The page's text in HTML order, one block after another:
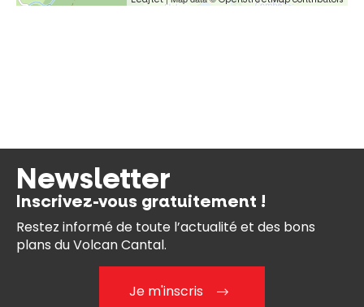
Newsletter
Inscrivez-vous gratuitement !
Restez informé de toute l’actualité et des bons
plans du Volcan Cantal.
Je m'inscris